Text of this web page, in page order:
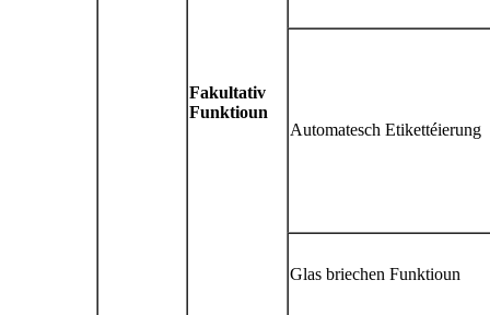
Fakultativ
Funktioun
Automatesch Etikettéierung
Glas briechen Funktioun